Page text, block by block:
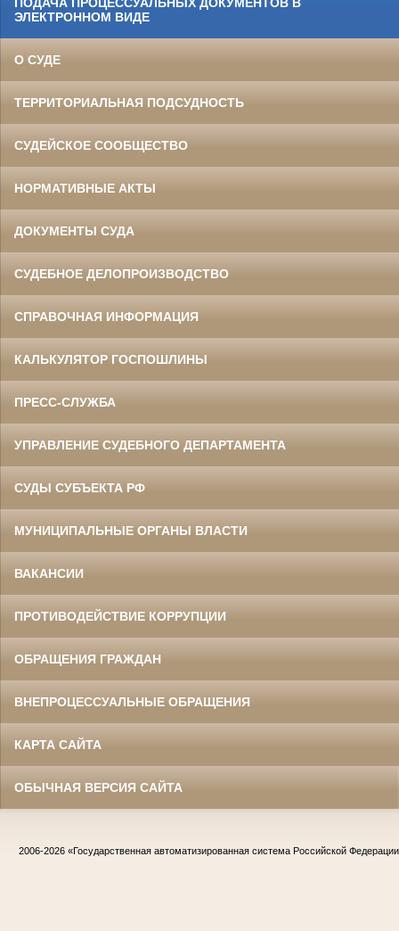
ЭЛЕКТРОННОМ ВИДЕ
О СУДЕ
ТЕРРИТОРИАЛЬНАЯ ПОДСУДНОСТЬ
СУДЕЙСКОЕ СООБЩЕСТВО
НОРМАТИВНЫЕ АКТЫ
ДОКУМЕНТЫ СУДА
СУДЕБНОЕ ДЕЛОПРОИЗВОДСТВО
СПРАВОЧНАЯ ИНФОРМАЦИЯ
КАЛЬКУЛЯТОР ГОСПОШЛИНЫ
ПРЕСС-СЛУЖБА
УПРАВЛЕНИЕ СУДЕБНОГО ДЕПАРТАМЕНТА
СУДЫ СУБЪЕКТА РФ
МУНИЦИПАЛЬНЫЕ ОРГАНЫ ВЛАСТИ
ВАКАНСИИ
ПРОТИВОДЕЙСТВИЕ КОРРУПЦИИ
ОБРАЩЕНИЯ ГРАЖДАН
ВНЕПРОЦЕССУАЛЬНЫЕ ОБРАЩЕНИЯ
КАРТА САЙТА
ОБЫЧНАЯ ВЕРСИЯ САЙТА
2006-2026 «Государственная автоматизированная система Российской